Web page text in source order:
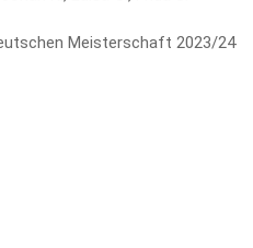
Meisterschaft 2023/24